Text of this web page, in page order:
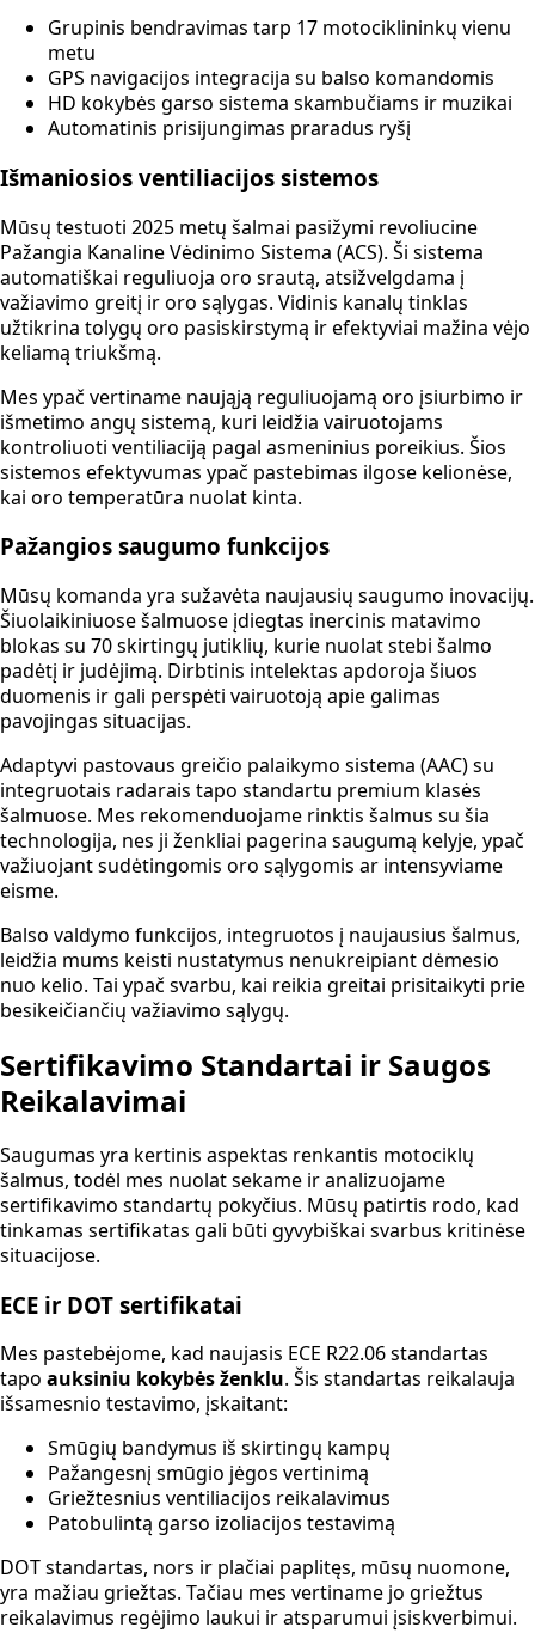
Grupinis bendravimas tarp 17 motociklininkų vienu
metu
GPS navigacijos integracija su balso komandomis
HD kokybės garso sistema skambučiams ir muzikai
Automatinis prisijungimas praradus ryšį
Išmaniosios ventiliacijos sistemos
Mūsų testuoti 2025 metų šalmai pasižymi revoliucine
Pažangia Kanaline Vėdinimo Sistema (ACS). Ši sistema
automatiškai reguliuoja oro srautą, atsižvelgdama į
važiavimo greitį ir oro sąlygas. Vidinis kanalų tinklas
užtikrina tolygų oro pasiskirstymą ir efektyviai mažina vėjo
keliamą triukšmą.
Mes ypač vertiname naująją reguliuojamą oro įsiurbimo ir
išmetimo angų sistemą, kuri leidžia vairuotojams
kontroliuoti ventiliaciją pagal asmeninius poreikius. Šios
sistemos efektyvumas ypač pastebimas ilgose kelionėse,
kai oro temperatūra nuolat kinta.
Pažangios saugumo funkcijos
Mūsų komanda yra sužavėta naujausių saugumo inovacijų.
Šiuolaikiniuose šalmuose įdiegtas inercinis matavimo
blokas su 70 skirtingų jutiklių, kurie nuolat stebi šalmo
padėtį ir judėjimą. Dirbtinis intelektas apdoroja šiuos
duomenis ir gali perspėti vairuotoją apie galimas
pavojingas situacijas.
Adaptyvi pastovaus greičio palaikymo sistema (AAC) su
integruotais radarais tapo standartu premium klasės
šalmuose. Mes rekomenduojame rinktis šalmus su šia
technologija, nes ji ženkliai pagerina saugumą kelyje, ypač
važiuojant sudėtingomis oro sąlygomis ar intensyviame
eisme.
Balso valdymo funkcijos, integruotos į naujausius šalmus,
leidžia mums keisti nustatymus nenukreipiant dėmesio
nuo kelio. Tai ypač svarbu, kai reikia greitai prisitaikyti prie
besikeičiančių važiavimo sąlygų.
Sertifikavimo Standartai ir Saugos
Reikalavimai
Saugumas yra kertinis aspektas renkantis motociklų
šalmus, todėl mes nuolat sekame ir analizuojame
sertifikavimo standartų pokyčius. Mūsų patirtis rodo, kad
tinkamas sertifikatas gali būti gyvybiškai svarbus kritinėse
situacijose.
ECE ir DOT sertifikatai
Mes pastebėjome, kad naujasis ECE R22.06 standartas
tapo auksiniu kokybės ženklu. Šis standartas reikalauja
išsamesnio testavimo, įskaitant:
Smūgių bandymus iš skirtingų kampų
Pažangesnį smūgio jėgos vertinimą
Griežtesnius ventiliacijos reikalavimus
Patobulintą garso izoliacijos testavimą
DOT standartas, nors ir plačiai paplitęs, mūsų nuomone,
yra mažiau griežtas. Tačiau mes vertiname jo griežtus
reikalavimus regėjimo laukui ir atsparumui įsiskverbimui.